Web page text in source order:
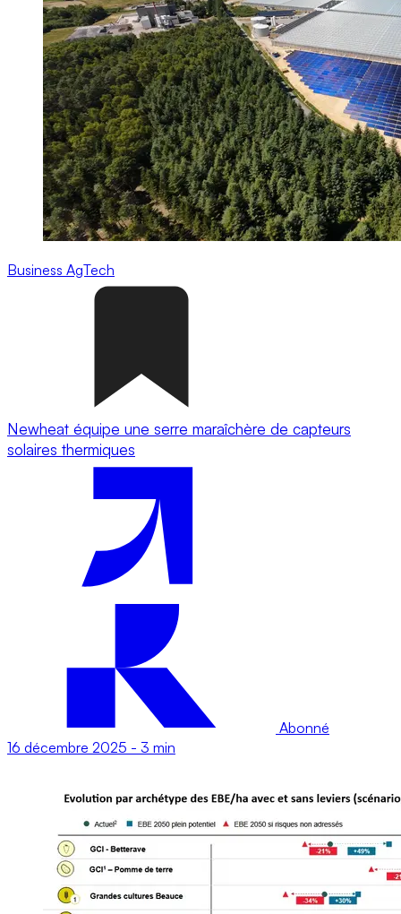
Business AgTech
Newheat équipe une serre maraîchère de capteurs
solaires thermiques
Abonné
16 décembre 2025 - 3 min